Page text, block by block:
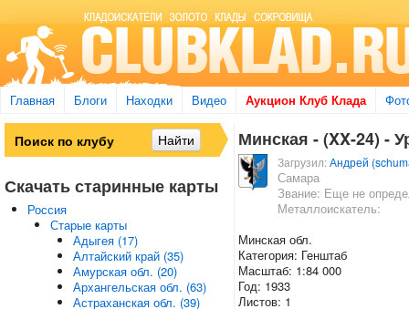
Главная Блоги Находки Видео Аукцион Клуб Клада
Минская - (XX-24) -
Загрузил:Андрей
Самара
Звание: Еще не
Металлоискатель:
Минская обл.
Категория: Генштаб
Масштаб: 1:84 000
Год: 1933
Листов: 1
Скачать старинные карты
Россия
Старые карты
Адыгея (17)
Алтайский край (35)
Амурская обл. (20)
Архангельская обл. (63)
Астраханская обл. (39)